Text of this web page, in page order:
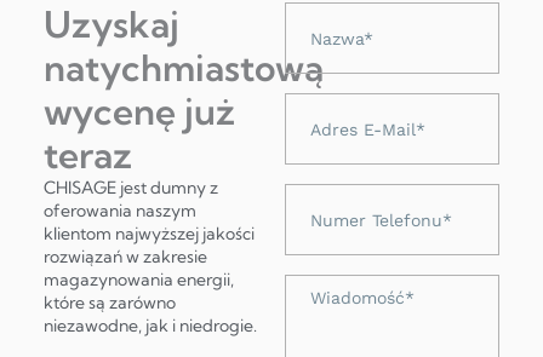
Uzyskaj
natychmiastową
wycenę już
teraz
CHISAGE jest dumny z
oferowania naszym
klientom najwyższej jakości
rozwiązań w zakresie
magazynowania energii,
które są zarówno
niezawodne, jak i niedrogie.
telefonu